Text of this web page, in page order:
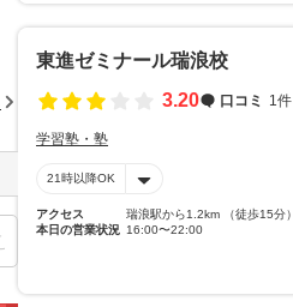
東進ゼミナール瑞浪校
3.20
口コミ 1件
学習塾・塾
21時以降OK
アクセス
瑞浪駅から1.2km （徒歩15分）
本日の営業状況 16:00〜22:00